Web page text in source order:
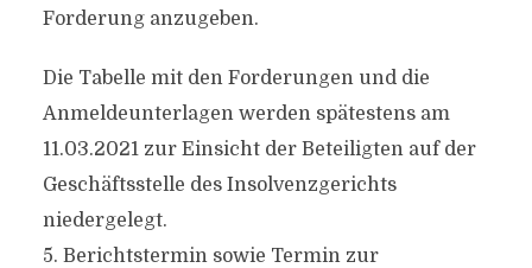
Forderung anzugeben.
Die Tabelle mit den Forderungen und die
Anmeldeunterlagen werden spätestens am
11.03.2021 zur Einsicht der Beteiligten auf der
Geschäftsstelle des Insolvenzgerichts
niedergelegt.
5. Berichtstermin sowie Termin zur